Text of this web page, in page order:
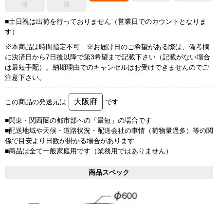
後 後
■土日祝は出荷を行っておりません（営業日でのカウントとなりま
す）
※本商品は時間指定不可 ※お届け日のご希望がある際は、備考欄
に決済日から7日後以降で第3希望まで記載下さい（記載がない場合
は最短手配）。納期理由でのキャンセルはお受けできませんのでご
注意下さい。
この商品の発送元は 大阪府 です
■関東・関西圏の都市部への「最短」の場合です
■配送地域や天候・道路状況・配送会社の事情（荷物量過多）等の関
係で目安より日数が掛かる場合があります
■商品は全て一般家庭用です（業務用ではありません）
商品スペック